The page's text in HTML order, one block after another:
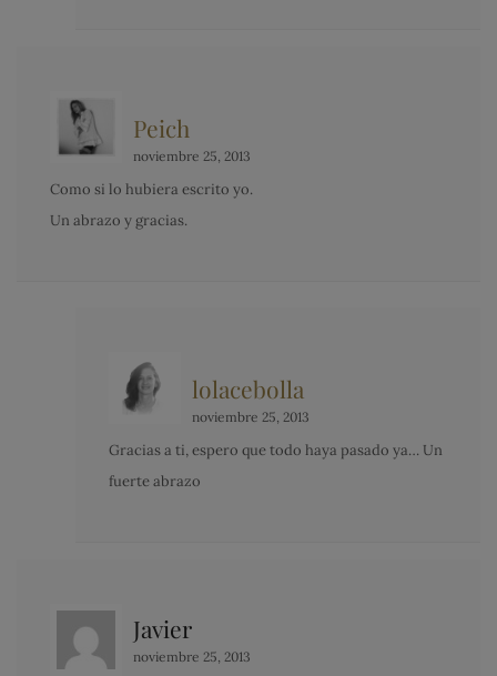
Peich
noviembre 25, 2013
Como si lo hubiera escrito yo.
Un abrazo y gracias.
lolacebolla
noviembre 25, 2013
Gracias a ti, espero que todo haya pasado ya… Un
fuerte abrazo
Javier
noviembre 25, 2013